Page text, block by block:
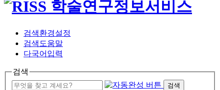
검색환경설정
검색도움말
다국어입력
검색
검색